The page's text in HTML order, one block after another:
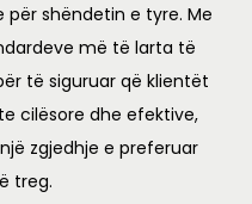
shëndetin e tyre. Me
më të larta të
të siguruar që klientët
cilësore dhe efektive,
zgjedhje e preferuar
treg.